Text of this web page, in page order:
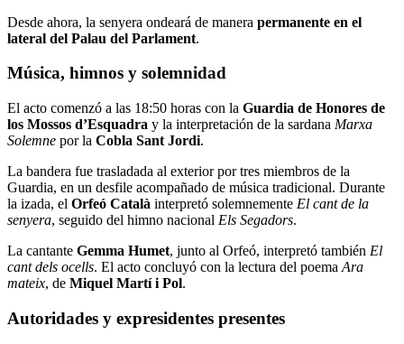
Desde ahora, la senyera ondeará de manera permanente en el
lateral del Palau del Parlament.
Música, himnos y solemnidad
El acto comenzó a las 18:50 horas con la Guardia de Honores de
los Mossos d’Esquadra y la interpretación de la sardana Marxa
Solemne por la Cobla Sant Jordi.
La bandera fue trasladada al exterior por tres miembros de la
Guardia, en un desfile acompañado de música tradicional. Durante
la izada, el Orfeó Català interpretó solemnemente El cant de la
senyera, seguido del himno nacional Els Segadors.
La cantante Gemma Humet, junto al Orfeó, interpretó también El
cant dels ocells. El acto concluyó con la lectura del poema Ara
mateix, de Miquel Martí i Pol.
Autoridades y expresidentes presentes